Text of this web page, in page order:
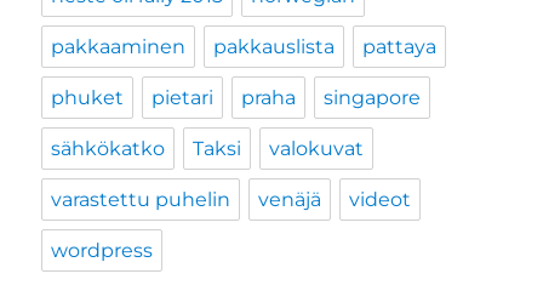
pakkaaminen pakkauslista pattaya
phuket pietari praha singapore
sähkökatko Taksi valokuvat
varastettu puhelin venäjä videot
wordpress